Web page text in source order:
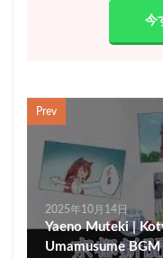
今
Prev
2025年10月14日
Yaeno Muteki |
Umamusume